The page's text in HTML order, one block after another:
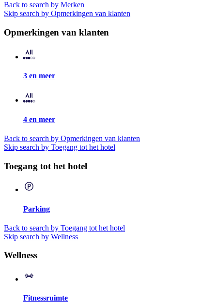
Back to search by Merken
Skip search by Opmerkingen van klanten
Opmerkingen van klanten
3 en meer
4 en meer
Back to search by Opmerkingen van klanten
Skip search by Toegang tot het hotel
Toegang tot het hotel
Parking
Back to search by Toegang tot het hotel
Skip search by Wellness
Wellness
Fitnessruimte